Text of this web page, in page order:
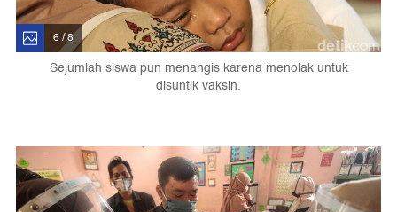
6 / 8
Sejumlah siswa pun menangis karena menolak untuk
disuntik vaksin.